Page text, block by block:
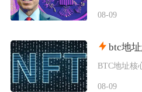
08-09
btc地
08-09